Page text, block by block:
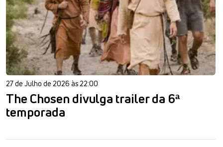
27 de Julho de 2026 às 22:00
The Chosen divulga trailer da 6ª
temporada